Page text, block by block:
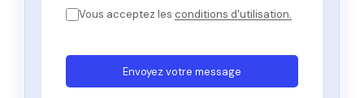
Vous acceptez les conditions d'utilisation.
Envoyez votre message